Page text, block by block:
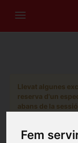
Fem
Llevat algunes
reserva d'un
abans de la